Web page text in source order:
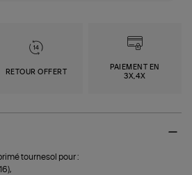
RETOUR OFFERT
PAIEMENT EN
3X,4X
tournesol pour :